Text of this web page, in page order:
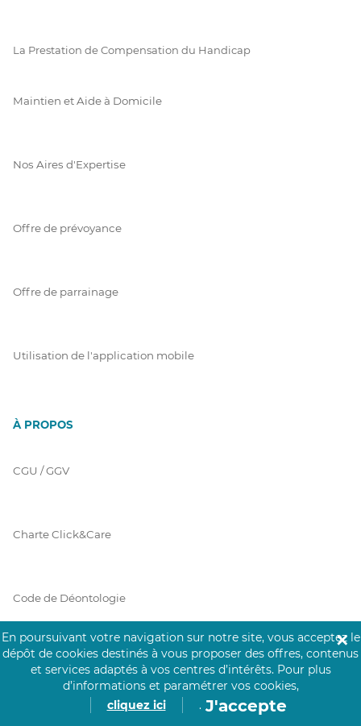
La Prestation de Compensation du Handicap
Maintien et Aide à Domicile
Nos Aires d'Expertise
Offre de prévoyance
Offre de parrainage
Utilisation de l'application mobile
À PROPOS
CGU / GGV
Charte Click&Care
Code de Déontologie
Mentions Légales
En poursuivant votre navigation sur notre site, vous acceptez le
dépôt de cookies destinés à vous proposer des offres, contenus
et services adaptés à vos centres d’intérêts. Pour plus
d’informations et paramétrer vos cookies,
cliquez ici
. J'accepte
✕